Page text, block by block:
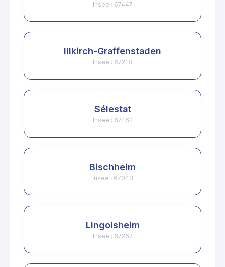
Insee : 67447
Illkirch-Graffenstaden
Insee : 67218
Sélestat
Insee : 67462
Bischheim
Insee : 67043
Lingolsheim
Insee : 67267